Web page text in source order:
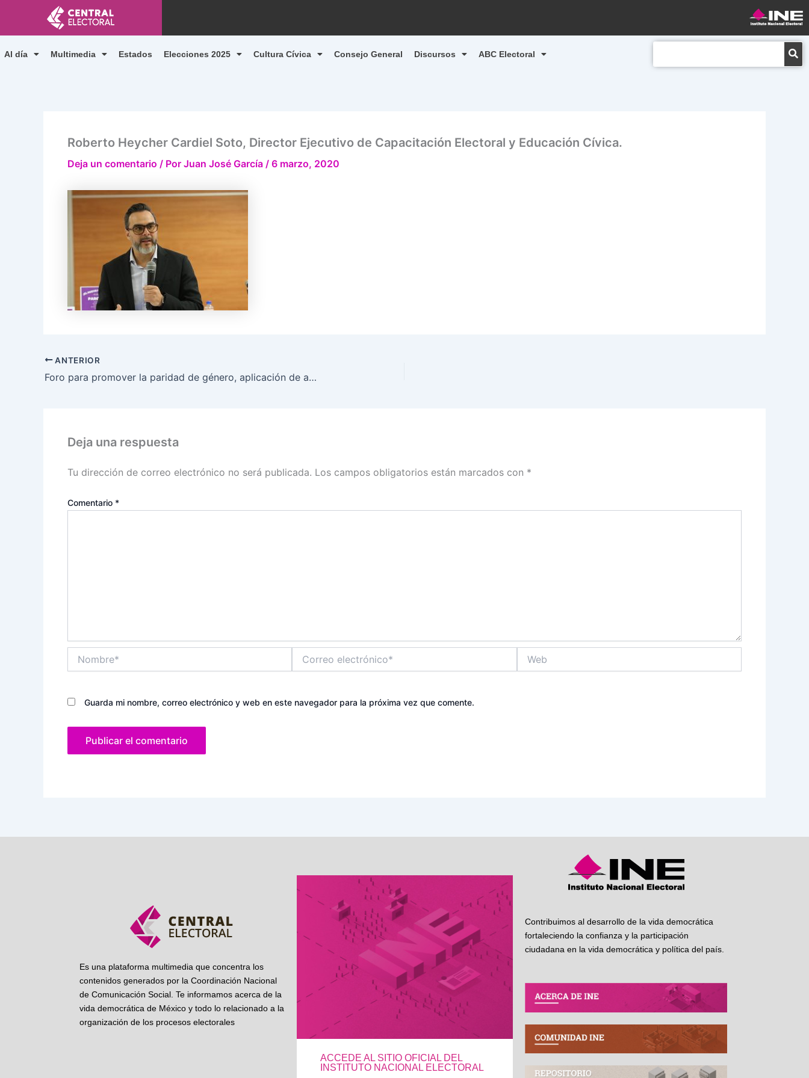
contenido
Al día Multimedia Estados Elecciones 2025 Cultura Cívica Consejo General Discursos ABC Electoral
Roberto Heycher Cardiel Soto, Director Ejecutivo de Capacitación Electoral y Educación Cívica.
Deja un comentario / Por Juan José García / 6 marzo, 2020
ANTERIOR
Foro para promover la paridad de género, aplicación de acciones afirmativas y democracia incluyente
Deja una respuesta
Tu dirección de correo electrónico no será publicada. Los campos obligatorios están marcados con *
Comentario *
electrónico*
Guarda mi nombre, correo electrónico y web en este navegador para la próxima vez que comente.
Es una plataforma multimedia que concentra los
contenidos generados por la Coordinación Nacional
de Comunicación Social. Te informamos acerca de la
vida democrática de México y todo lo relacionado a la
organización de los procesos electorales
ACCEDE AL SITIO OFICIAL DEL
INSTITUTO NACIONAL ELECTORAL
Contribuimos al desarrollo de la vida democrática
fortaleciendo la confianza y la participación
ciudadana en la vida democrática y política del país.